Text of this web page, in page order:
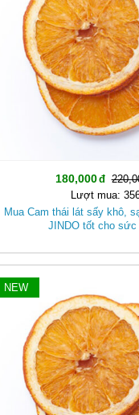
180,000
Lượt mua:
Mua Cam thái lát sấy khô,
JINDO tốt cho sức
NEW